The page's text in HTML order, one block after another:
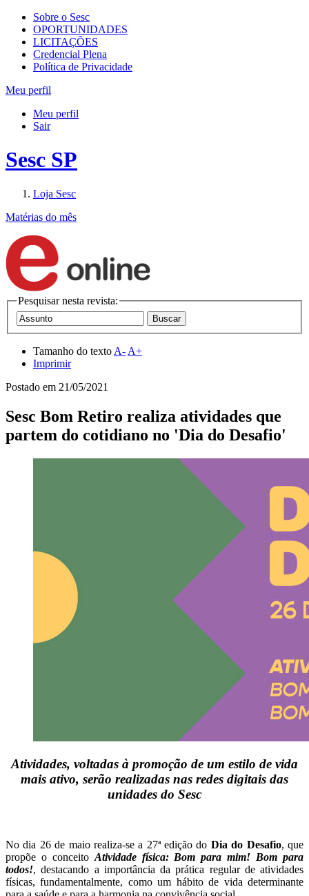
Sobre o Sesc
OPORTUNIDADES
LICITAÇÕES
Credencial Plena
Política de Privacidade
Meu perfil
Meu perfil
Sair
Sesc SP
Loja Sesc
Matérias do mês
Pesquisar nesta revista:
Tamanho do texto A- A+
Imprimir
Postado em 21/05/2021
Sesc Bom Retiro realiza atividades que
partem do cotidiano no 'Dia do Desafio'
Atividades, voltadas à promoção de um estilo de vida
mais ativo, serão realizadas nas redes digitais das
unidades do Sesc
No dia 26 de maio realiza-se a 27ª edição do Dia do Desafio, que
propõe o conceito Atividade física: Bom para mim! Bom para
todos!, destacando a importância da prática regular de atividades
físicas, fundamentalmente, como um hábito de vida determinante